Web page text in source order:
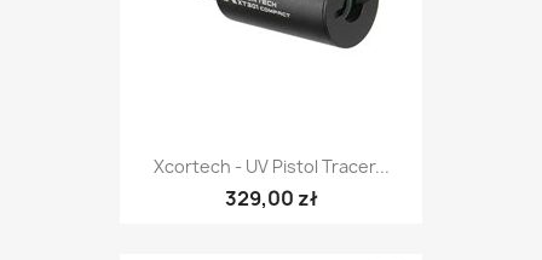
Xcortech - UV Pistol Tracer...
329,00 zł